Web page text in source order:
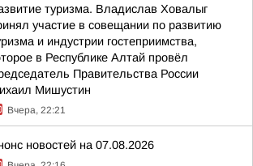
туризма. Владислав Ховалыг
участие в совещании по развитию
и индустрии гостеприимства,
в Республике Алтай провёл
Правительства России
Мишустин
Вчера, 22:21
новостей на 07.08.2026